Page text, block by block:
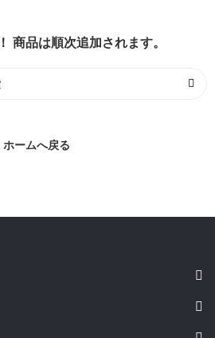
商品は順次追加されます。
ホームへ戻る